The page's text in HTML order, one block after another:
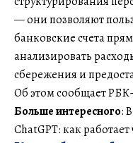
— они позволяют
банковские счета
анализировать
сбережения и
Об этом сообщает
Больше интересного:
ChatGPT: как